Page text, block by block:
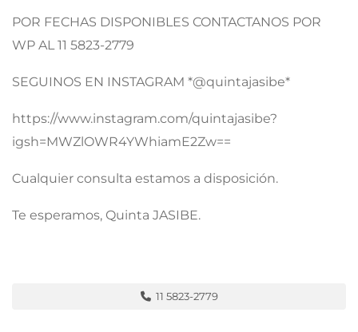
POR FECHAS DISPONIBLES CONTACTANOS POR
WP AL 11 5823-2779
SEGUINOS EN INSTAGRAM *@quintajasibe*
https://www.instagram.com/quintajasibe?
igsh=MWZlOWR4YWhiamE2Zw==
Cualquier consulta estamos a disposición.
Te esperamos, Quinta JASIBE.
11 5823-2779